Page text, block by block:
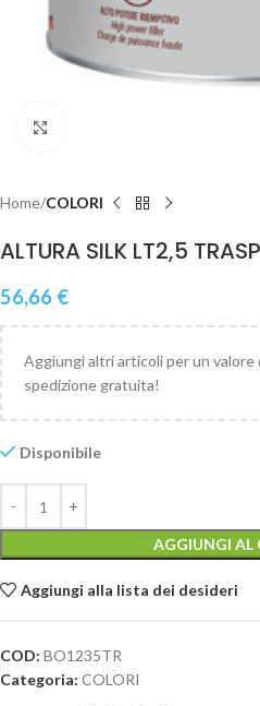
Home COLORI
ALTURA SILK LT2,5
56,66 €
Aggiungi altri articoli per un valore
spedizione gratuita!
Disponibile
AGGIUNGI AL
Aggiungi alla lista dei desideri
COD: BO1235TR
Categoria: COLORI